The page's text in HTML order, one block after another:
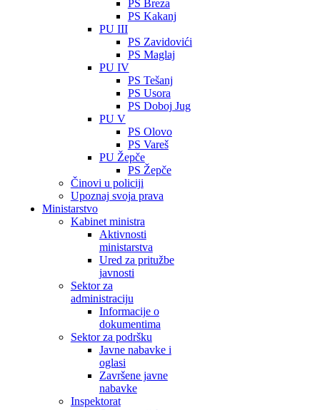
PS Breza
PS Kakanj
PU III
PS Zavidovići
PS Maglaj
PU IV
PS Tešanj
PS Usora
PS Doboj Jug
PU V
PS Olovo
PS Vareš
PU Žepče
PS Žepče
Činovi u policiji
Upoznaj svoja prava
Ministarstvo
Kabinet ministra
Aktivnosti
ministarstva
Ured za pritužbe
javnosti
Sektor za
administraciju
Informacije o
dokumentima
Sektor za podršku
Javne nabavke i
oglasi
Završene javne
nabavke
Inspektorat